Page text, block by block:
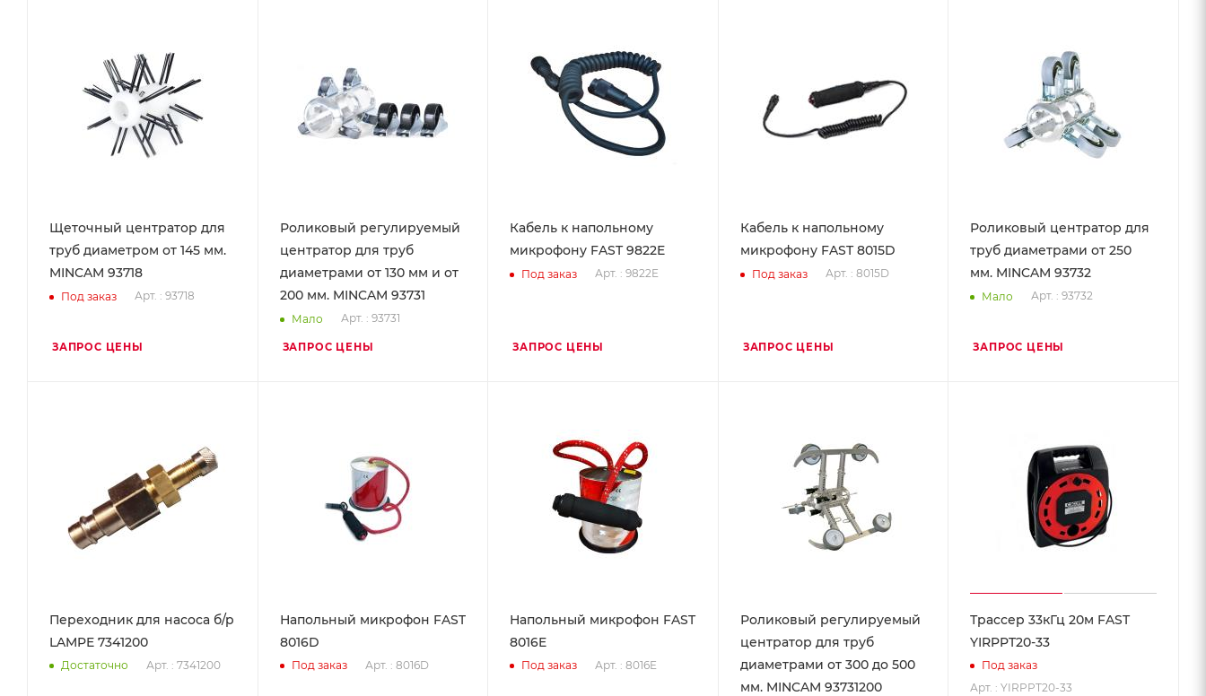
Щеточный центратор для
труб диаметром от 145 мм.
MINCAM 93718
Под заказ Арт. : 93718
ЗАПРОС ЦЕНЫ
Роликовый регулируемый
центратор для труб
диаметрами от 130 мм и от
200 мм. MINCAM 93731
Мало Арт. : 93731
ЗАПРОС ЦЕНЫ
Кабель к напольному
микрофону FAST 9822E
Под заказ Арт. : 9822E
ЗАПРОС ЦЕНЫ
Кабель к напольному
микрофону FAST 8015D
Под заказ Арт. : 8015D
ЗАПРОС ЦЕНЫ
Роликовый центратор для
труб диаметрами от 250
мм. MINCAM 93732
Мало Арт. : 93732
ЗАПРОС ЦЕНЫ
Переходник для насоса б/р
LAMPE 7341200
Достаточно Арт. : 7341200
Напольный микрофон FAST
8016D
Под заказ Арт. : 8016D
Напольный микрофон FAST
8016E
Под заказ Арт. : 8016E
Роликовый регулируемый
центратор для труб
диаметрами от 300 до 500
мм. MINCAM 93731200
Трассер 33кГц 20м FAST
YIRPPT20-33
Под заказ
Арт. : YIRPPT20-33